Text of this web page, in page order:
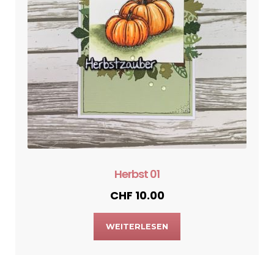
Herbst 01
CHF 10.00
WEITERLESEN